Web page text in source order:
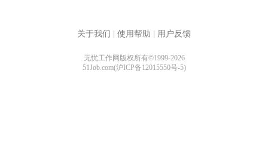
关于我们 使用帮助 用户反馈
无忧工作网版权所有©1999-2026
51Job.com(沪ICP备12015550号-5)